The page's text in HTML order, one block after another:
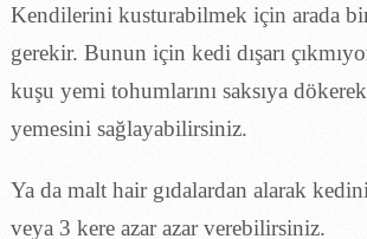
Kendilerini kusturabilmek için arada
gerekir. Bunun için kedi dışarı
kuşu yemi tohumlarını saksıya
yemesini sağlayabilirsiniz.
Ya da malt hair gıdalardan alarak
veya 3 kere azar azar verebilirsiniz.